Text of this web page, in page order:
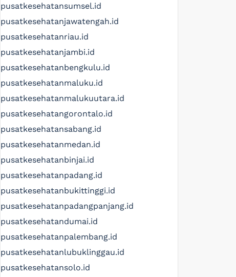
pusatkesehatansumsel.id
pusatkesehatanjawatengah.id
pusatkesehatanriau.id
pusatkesehatanjambi.id
pusatkesehatanbengkulu.id
pusatkesehatanmaluku.id
pusatkesehatanmalukuutara.id
pusatkesehatangorontalo.id
pusatkesehatansabang.id
pusatkesehatanmedan.id
pusatkesehatanbinjai.id
pusatkesehatanpadang.id
pusatkesehatanbukittinggi.id
pusatkesehatanpadangpanjang.id
pusatkesehatandumai.id
pusatkesehatanpalembang.id
pusatkesehatanlubuklinggau.id
pusatkesehatansolo.id